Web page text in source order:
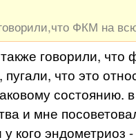
ФКМ на
говорили, что
что это
состоянию.
и мне
у кого эндометриоз